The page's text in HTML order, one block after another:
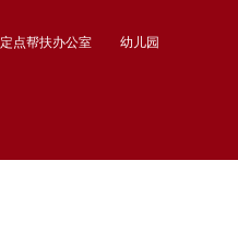
定点帮扶办公室 幼儿园